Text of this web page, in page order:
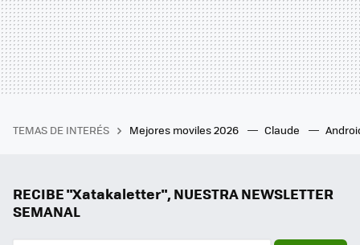
TEMAS DE INTERÉS Mejores moviles 2026 Claude
RECIBE "Xatakaletter", NUESTRA NEWSLETTER
SEMANAL